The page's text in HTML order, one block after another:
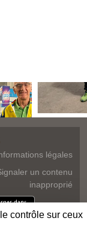
légales
un contenu
inapproprié
contrôle sur ceux